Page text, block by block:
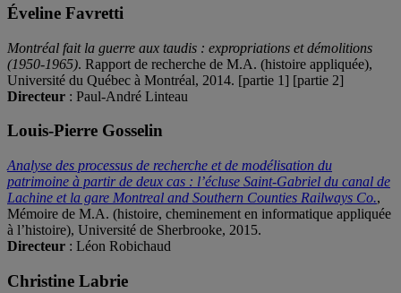
Éveline Favretti
Montréal fait la guerre aux taudis : expropriations et démolitions
(1950-1965). Rapport de recherche de M.A. (histoire appliquée),
Université du Québec à Montréal, 2014. [partie 1] [partie 2]
Directeur : Paul-André Linteau
Louis-Pierre Gosselin
Analyse des processus de recherche et de modélisation du
patrimoine à partir de deux cas : l’écluse Saint-Gabriel du canal de
Lachine et la gare Montreal and Southern Counties Railways Co.,
Mémoire de M.A. (histoire, cheminement en informatique appliquée
à l’histoire), Université de Sherbrooke, 2015.
Directeur : Léon Robichaud
Christine Labrie